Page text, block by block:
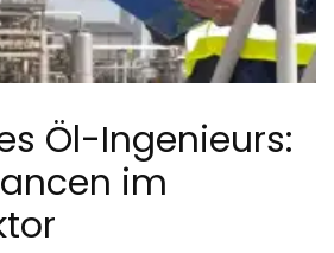
Öl-Ingenieurs:
im